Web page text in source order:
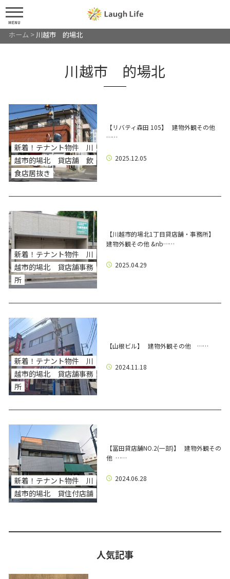
MENU
ホーム > 川越市 的場北
川越市 的場北
新着！テナント物件 川
越市的場北 貸店舗 飲
食店居抜き
【リバティ森田 105】 建物外観その他
……
2025.12.05
新着！テナント物件 川
越市的場北 貸店舗事務
所
【川越市的場北1丁目貸店舗・事務所】
建物外観その他 &nb……
2025.04.29
新着！テナント物件 川
越市的場北 貸店舗事務
所
【山根ビル】 建物外観その他 ……
2024.11.18
新着！テナント物件 川
越市的場北 貸住付店舗
【冨田貸店舗NO.2(一部)】 建物外観その
他 ……
2024.06.28
人気記事